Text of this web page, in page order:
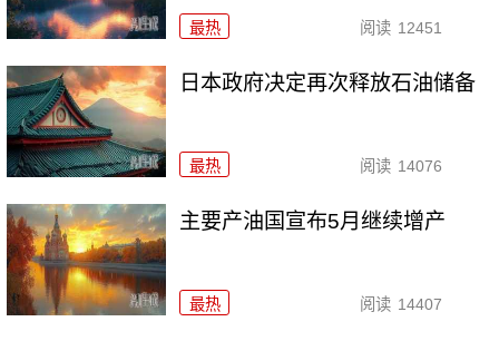
最热 阅读 12451
日本政府决定再次释放石油储备
最热 阅读 14076
主要产油国宣布5月继续增产
最热 阅读 14407